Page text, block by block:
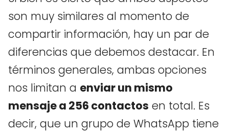
son muy similares al momento de
compartir información, hay un par de
diferencias que debemos destacar. En
términos generales, ambas opciones
nos limitan a enviar un mismo
mensaje a 256 contactos en total. Es
decir, que un grupo de WhatsApp tiene